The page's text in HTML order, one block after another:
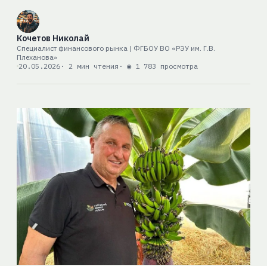
Кочетов Николай
Специалист финансового рынка | ФГБОУ ВО «РЭУ им. Г.В.
Плеханова»
20.05.2026· 2 мин чтения · ◉ 1 783 просмотра